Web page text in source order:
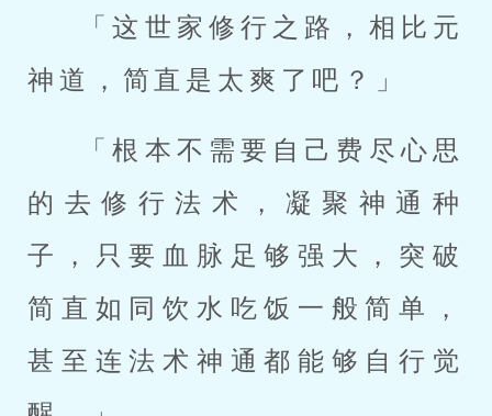
「这世家修行之路，相比元
神道，简直是太爽了吧？」
「根本不需要自己费尽心思
的去修行法术，凝聚神通种
子，只要血脉足够强大，突破
简直如同饮水吃饭一般简单，
甚至连法术神通都能够自行觉